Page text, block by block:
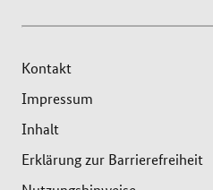
LOKALE
FAMILIE
Kontakt
Impressum
Inhalt
Erklärung zur Barrierefreiheit